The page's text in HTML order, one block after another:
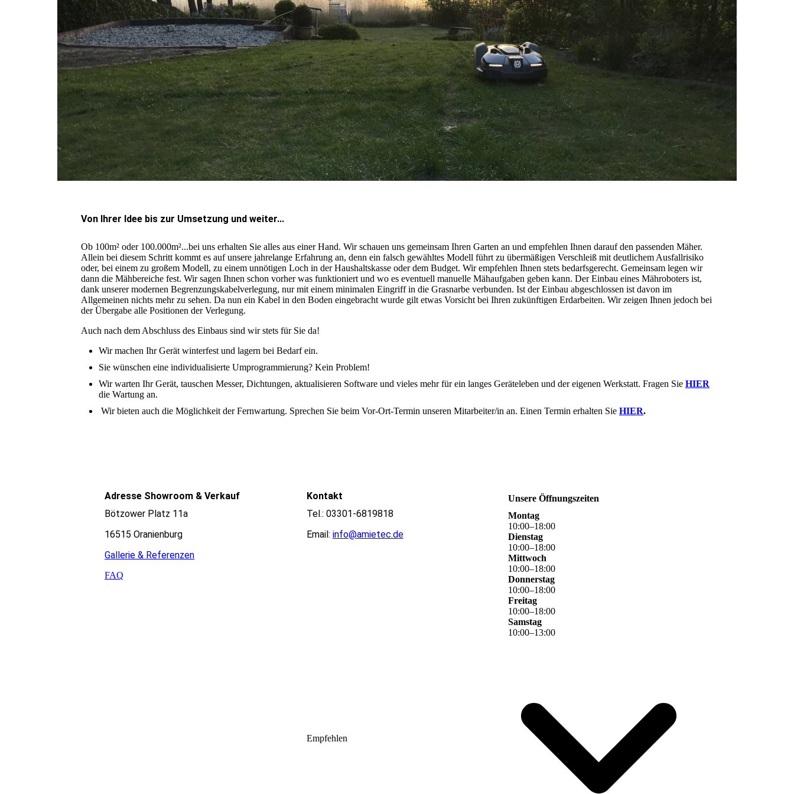
Von Ihrer Idee bis zur Umsetzung und weiter...
Ob 100m² oder 100.000m²...bei uns erhalten Sie alles aus einer Hand. Wir schauen uns gemeinsam Ihren Garten an und empfehlen Ihnen darauf den passenden Mäher.
Allein bei diesem Schritt kommt es auf unsere jahrelange Erfahrung an, denn ein falsch gewähltes Modell führt zu übermäßigen Verschleiß mit deutlichem Ausfallrisiko
oder, bei einem zu großem Modell, zu einem unnötigen Loch in der Haushaltskasse oder dem Budget. Wir empfehlen Ihnen stets bedarfsgerecht. Gemeinsam legen wir
dann die Mähbereiche fest. Wir sagen Ihnen schon vorher was funktioniert und wo es eventuell manuelle Mähaufgaben geben kann. Der Einbau eines Mähroboters ist,
dank unserer modernen Begrenzungskabelverlegung, nur mit einem minimalen Eingriff in die Grasnarbe verbunden. Ist der Einbau abgeschlossen ist davon im
Allgemeinen nichts mehr zu sehen. Da nun ein Kabel in den Boden eingebracht wurde gilt etwas Vorsicht bei Ihren zukünftigen Erdarbeiten. Wir zeigen Ihnen jedoch bei
der Übergabe alle Positionen der Verlegung.
Auch nach dem Abschluss des Einbaus sind wir stets für Sie da!
Wir machen Ihr Gerät winterfest und lagern bei Bedarf ein.
Sie wünschen eine individualisierte Umprogrammierung? Kein Problem!
Wir warten Ihr Gerät, tauschen Messer, Dichtungen, aktualisieren Software und vieles mehr für ein langes Geräteleben und der eigenen Werkstatt. Fragen Sie HIER
die Wartung an.
Wir bieten auch die Möglichkeit der Fernwartung. Sprechen Sie beim Vor-Ort-Termin unseren Mitarbeiter/in an. Einen Termin erhalten Sie HIER.
Adresse Showroom & Verkauf
Bötzower Platz 11a
16515 Oranienburg
Gallerie & Referenzen
FAQ
Kontakt
Tel.: 03301-6819818
Email: info@amietec.de
Empfehlen
Unsere Öffnungszeiten
Montag
10:00–18:00
Dienstag
10:00–18:00
Mittwoch
10:00–18:00
Donnerstag
10:00–18:00
Freitag
10:00–18:00
Samstag
10:00–13:00